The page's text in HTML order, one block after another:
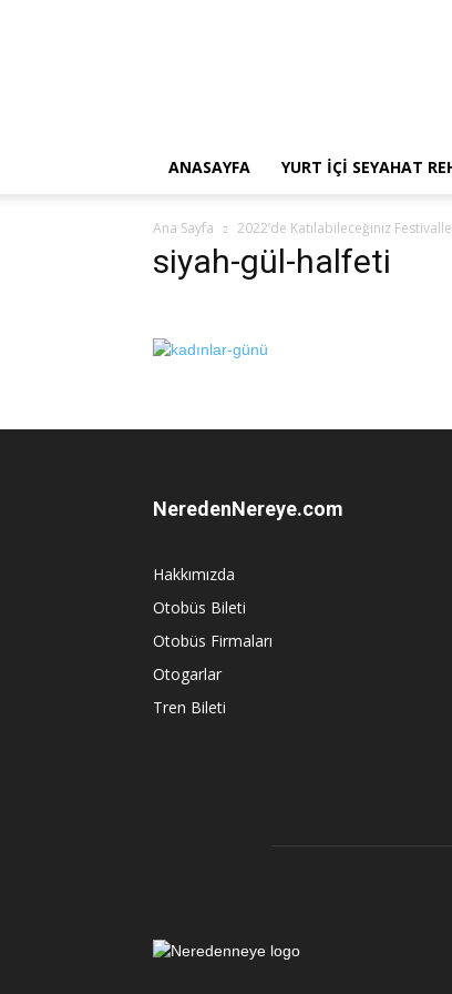
ANASAYFA YURT İÇI SEYAHAT
Ana Sayfa 2022’de Katılabileceğiniz
siyah-gül-halfeti
NeredenNereye.com
Hakkımızda
Otobüs Bileti
Otobüs Firmaları
Otogarlar
Tren Bileti